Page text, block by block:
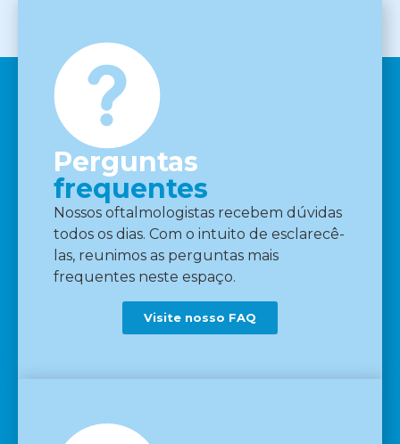
Perguntas
frequentes
Nossos oftalmologistas recebem dúvidas
todos os dias. Com o intuito de esclarecê-
las, reunimos as perguntas mais
frequentes neste espaço.
Visite nosso FAQ